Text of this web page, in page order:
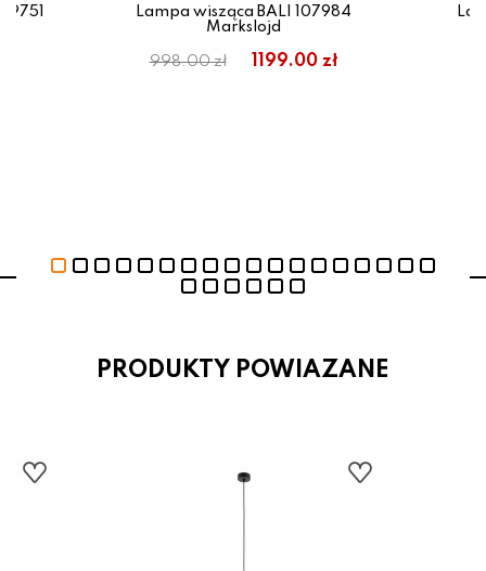
Lampa wisząca BALI 107984
Markslojd
998.00 zł 1199.00 zł
PRODUKTY POWIAZANE